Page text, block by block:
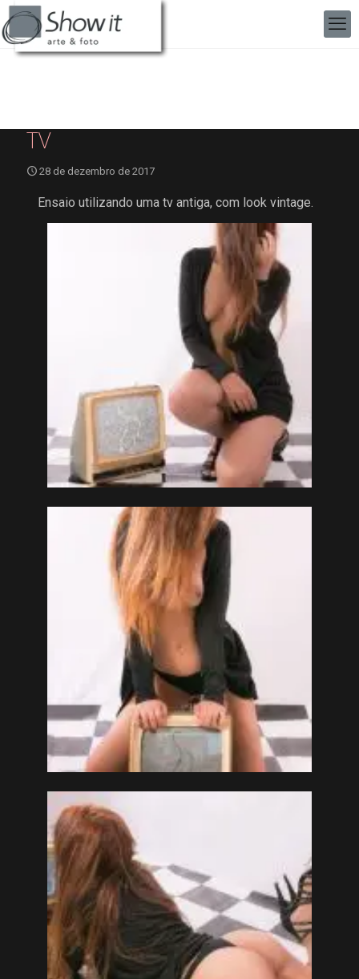
TV
28 de dezembro de 2017
Ensaio utilizando uma tv antiga, com look vintage.